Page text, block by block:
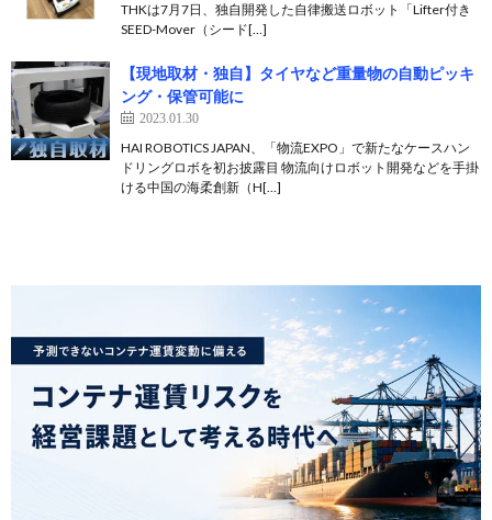
THKは7月7日、独自開発した自律搬送ロボット「Lifter付き
SEED-Mover（シード[…]
【現地取材・独自】タイヤなど重量物の自動ピッキ
ング・保管可能に
2023.01.30
HAI ROBOTICS JAPAN、「物流EXPO」で新たなケースハン
ドリングロボを初お披露目 物流向けロボット開発などを手掛
ける中国の海柔創新（H[…]